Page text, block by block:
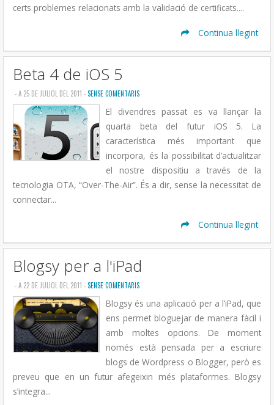
certs problemes relacionats amb la validació de certificats....
Continua llegint
Beta 4 de iOS 5
- A 25 DE JULIOL DEL 2011 -SENSE COMENTARIS
El divendres passat es va llançar la
quarta beta del futur iOS 5. La
característica més important que
incorpora, és la possibilitat d’actualitzar
el nostre dispositiu a través de la
tecnologia OTA, “Over-The-Air”. És a dir, sense la necessitat de
connectar...
Continua llegint
Blogsy per a l'iPad
- A 22 DE JULIOL DEL 2011 -SENSE COMENTARIS
Blogsy és una aplicació per a l’iPad, que
ens permet bloguejar de manera fàcil i
amb moltes opcions. De moment
només està pensada per a escriure
blogs de Wordpress o Blogger, però es
preveu que en un futur afegeixin més plataformes. Blogsy
s’integra...